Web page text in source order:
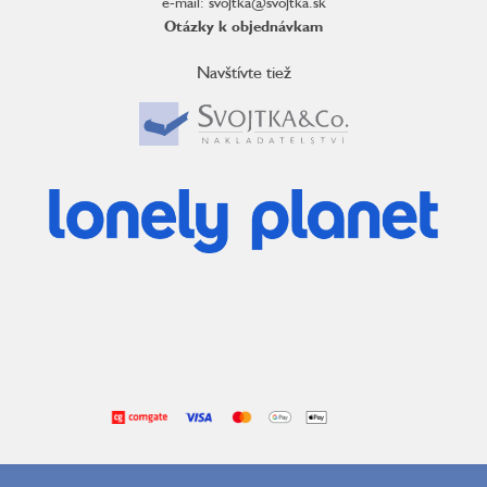
Otázky k objednávkam
Navštívte tiež